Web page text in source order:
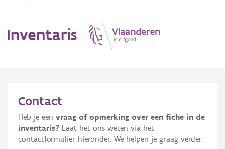
Inventaris
Erfgoedobject
Aanduidingsobject
Contact
Heb je een vraag of opmerking over een fiche in de
inventaris? Laat het ons weten via het
contactformulier hieronder. We helpen je graag verder.